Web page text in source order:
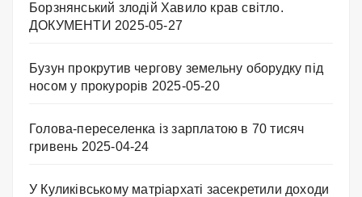
Борзнянський злодій Хавило крав світло.
ДОКУМЕНТИ 2025-05-27
Бузун прокрутив чергову земельну оборудку під
носом у прокурорів 2025-05-20
Голова-переселенка із зарплатою в 70 тисяч
гривень 2025-04-24
У Куликівському матріархаті засекретили доходи